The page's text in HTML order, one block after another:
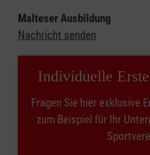
Malteser Ausbildung
Nachricht senden
Individuelle
Fragen Sie hier exklusive
zum Beispiel für Ihr